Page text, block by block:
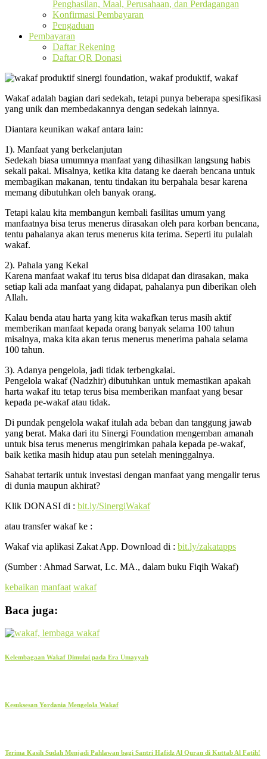
Penghasilan, Maal, Perusahaan, dan Perdagangan
Konfirmasi Pembayaran
Pengaduan
Pembayaran
Daftar Rekening
Daftar QR Donasi
Wakaf adalah bagian dari sedekah, tetapi punya beberapa spesifikasi
yang unik dan membedakannya dengan sedekah lainnya.
Diantara keunikan wakaf antara lain:
1). Manfaat yang berkelanjutan
Sedekah biasa umumnya manfaat yang dihasilkan langsung habis
sekali pakai. Misalnya, ketika kita datang ke daerah bencana untuk
membagikan makanan, tentu tindakan itu berpahala besar karena
memang dibutuhkan oleh banyak orang.
Tetapi kalau kita membangun kembali fasilitas umum yang
manfaatnya bisa terus menerus dirasakan oleh para korban bencana,
tentu pahalanya akan terus menerus kita terima. Seperti itu pulalah
wakaf.
2). Pahala yang Kekal
Karena manfaat wakaf itu terus bisa didapat dan dirasakan, maka
setiap kali ada manfaat yang didapat, pahalanya pun diberikan oleh
Allah.
Kalau benda atau harta yang kita wakafkan terus masih aktif
memberikan manfaat kepada orang banyak selama 100 tahun
misalnya, maka kita akan terus menerus menerima pahala selama
100 tahun.
3). Adanya pengelola, jadi tidak terbengkalai.
Pengelola wakaf (Nadzhir) dibutuhkan untuk memastikan apakah
harta wakaf itu tetap terus bisa memberikan manfaat yang besar
kepada pe-wakaf atau tidak.
Di pundak pengelola wakaf itulah ada beban dan tanggung jawab
yang berat. Maka dari itu Sinergi Foundation mengemban amanah
untuk bisa terus menerus mengirimkan pahala kepada pe-wakaf,
baik ketika masih hidup atau pun setelah meninggalnya.
Sahabat tertarik untuk investasi dengan manfaat yang mengalir terus
di dunia maupun akhirat?
Klik DONASI di : bit.ly/SinergiWakaf
atau transfer wakaf ke :
Wakaf via aplikasi Zakat App. Download di : bit.ly/zakatapps
(Sumber : Ahmad Sarwat, Lc. MA., dalam buku Fiqih Wakaf)
kebaikan manfaat wakaf
Baca juga:
Kelembagaan Wakaf Dimulai pada Era Umayyah
Kesuksesan Yordania Mengelola Wakaf
Terima Kasih Sudah Menjadi Pahlawan bagi Santri Hafidz Al Quran di Kuttab Al Fatih!